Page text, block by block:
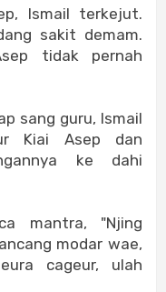
Ismail terkejut.
sakit demam.
tidak pernah
sang guru, Ismail
Kiai Asep dan
ke dahi
mantra, "Njing
modar wae,
cageur, ulah